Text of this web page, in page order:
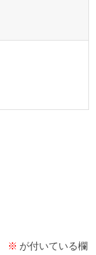
※ が付いている欄